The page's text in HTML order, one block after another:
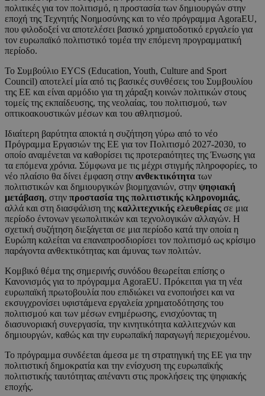
πολιτικές για τον πολιτισμό, η προστασία των δημιουργών στην
εποχή της Τεχνητής Νοημοσύνης και το νέο πρόγραμμα AgoraEU,
που φιλοδοξεί να αποτελέσει βασικό χρηματοδοτικό εργαλείο για
τον ευρωπαϊκό πολιτιστικό τομέα την επόμενη προγραμματική
περίοδο.
Το Συμβούλιο EYCS (Education, Youth, Culture and Sport
Council) αποτελεί μία από τις βασικές συνθέσεις του Συμβουλίου
της ΕΕ και είναι αρμόδιο για τη χάραξη κοινών πολιτικών στους
τομείς της εκπαίδευσης, της νεολαίας, του πολιτισμού, των
οπτικοακουστικών μέσων και του αθλητισμού.
Ιδιαίτερη βαρύτητα αποκτά η συζήτηση γύρω από το νέο
Πρόγραμμα Εργασιών της ΕΕ για τον Πολιτισμό 2027-2030, το
οποίο αναμένεται να καθορίσει τις προτεραιότητες της Ένωσης για
τα επόμενα χρόνια. Σύμφωνα με τις μέχρι στιγμής πληροφορίες, το
νέο πλαίσιο θα δίνει έμφαση στην ανθεκτικότητα των
πολιτιστικών και δημιουργικών βιομηχανιών, στην ψηφιακή
μετάβαση, στην προστασία της πολιτιστικής κληρονομιάς,
αλλά και στη διασφάλιση της καλλιτεχνικής ελευθερίας σε μια
περίοδο έντονων γεωπολιτικών και τεχνολογικών αλλαγών. Η
σχετική συζήτηση διεξάγεται σε μια περίοδο κατά την οποία η
Ευρώπη καλείται να επαναπροσδιορίσει τον πολιτισμό ως κρίσιμο
παράγοντα ανθεκτικότητας και άμυνας των πολιτών.
Κομβικό θέμα της σημερινής συνόδου θεωρείται επίσης ο
Κανονισμός για το πρόγραμμα AgoraEU. Πρόκειται για τη νέα
ευρωπαϊκή πρωτοβουλία που επιδιώκει να ενοποιήσει και να
εκσυγχρονίσει υφιστάμενα εργαλεία χρηματοδότησης του
πολιτισμού και των μέσων ενημέρωσης, ενισχύοντας τη
διασυνοριακή συνεργασία, την κινητικότητα καλλιτεχνών και
δημιουργών, καθώς και την ευρωπαϊκή παραγωγή περιεχομένου.
Το πρόγραμμα συνδέεται άμεσα με τη στρατηγική της ΕΕ για την
πολιτιστική δημοκρατία και την ενίσχυση της ευρωπαϊκής
πολιτιστικής ταυτότητας απέναντι στις προκλήσεις της ψηφιακής
εποχής.